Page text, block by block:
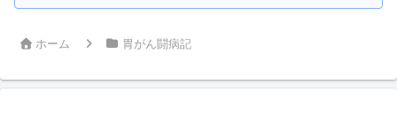
ホーム 胃がん闘病記